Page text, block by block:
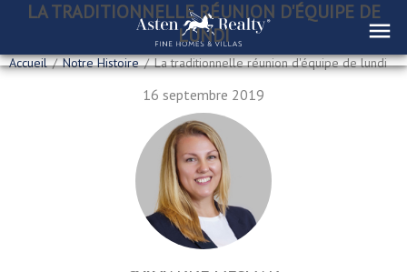
Accueil / Notre Histoire / La traditionnelle réunion d'équipe de lundi
16 septembre 2019
LA TRADITIONNELLE RÉUNION D'ÉQUIPE DE
LUNDI